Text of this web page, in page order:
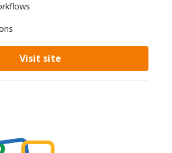
Visit site